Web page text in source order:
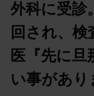
外科に受診
回され、
医『先に
い事があり